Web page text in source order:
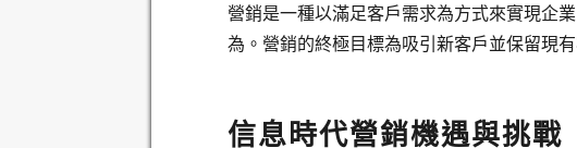
營銷是一種以滿足客戶需求為方式來實現企
為。營銷的終極目標為吸引新客戶並保留現
信息時代營銷機遇與挑戰